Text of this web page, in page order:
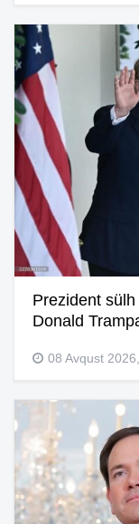
Prezident
Donald
08 Avqust